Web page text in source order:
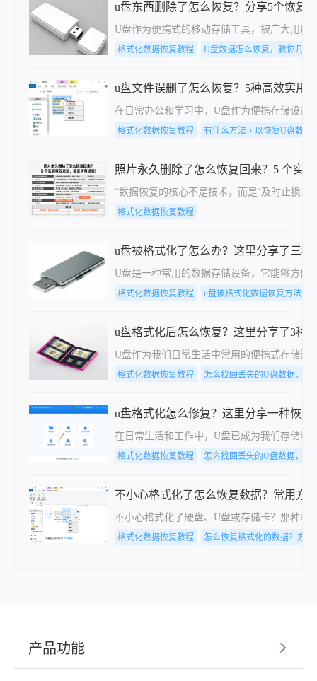
u盘东西删除了怎么恢复？分享5个恢复
U盘作为便携式的移动存储工具，被广大用户
格式化数据恢复教程 U盘数据怎么恢复，教你几个
u盘文件误删了怎么恢复？5种高效实用
在日常办公和学习中，U盘作为便携存储设备
格式化数据恢复教程 有什么方法可以恢复U盘数据
照片永久删除了怎么恢复回来？5 个实
“数据恢复的核心不是技术，而是‘及时止损
格式化数据恢复教程
u盘被格式化了怎么办？这里分享了三种
U盘是一种常用的数据存储设备，它能够方便
格式化数据恢复教程 u盘被格式化数据恢复方法
u盘格式化后怎么恢复？这里分享了3种
U盘作为我们日常生活中常用的便携式存储设
格式化数据恢复教程 怎么找回丢失的U盘数据，分
u盘格式化怎么修复？这里分享一种恢复
在日常生活和工作中，U盘已成为我们存储和
格式化数据恢复教程 怎么找回丢失的U盘数据，分
不小心格式化了怎么恢复数据？常用方
不小心格式化了硬盘、U盘或存储卡？那种瞬
格式化数据恢复教程 怎么恢复格式化的数据？方法
产品功能